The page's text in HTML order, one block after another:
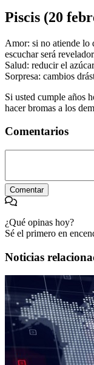
Piscis (20
Amor: si no atiende lo
escuchar será
Salud: reducir el
Sorpresa: cambios
Si usted cumple años
hacer bromas a los
Comentarios
Comentar
¿Qué opinas hoy?
Sé el primero en
Noticias